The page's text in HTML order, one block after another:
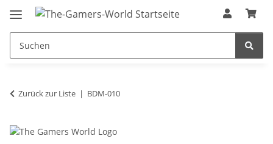
Zurück zur Liste BDM-010